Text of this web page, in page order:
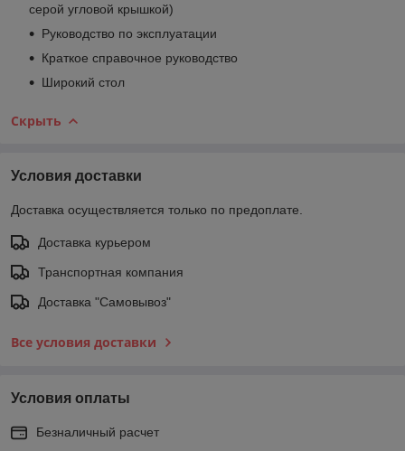
серой угловой крышкой)
Руководство по эксплуатации
Краткое справочное руководство
Широкий стол
Скрыть
Условия доставки
Доставка осуществляется только по предоплате.
Доставка курьером
Транспортная компания
Доставка "Самовывоз"
Все условия доставки
Условия оплаты
Безналичный расчет